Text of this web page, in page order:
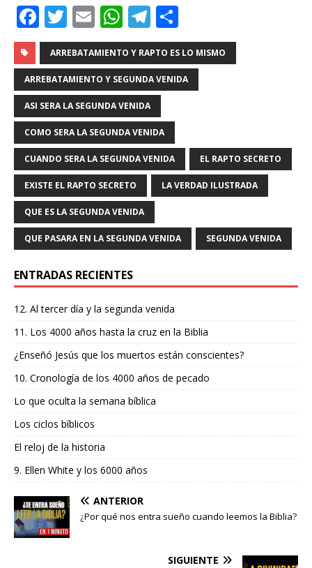
F
a
c
e
b
o
o
k
T
w
it
te
r
E
m
ai
l
W
h
at
s
A
p
p
T
el
e
g
ra
m
o
m
p
r
ARREBATAMIENTO Y RAPTO ES LO MISMO
ARREBATAMIENTO Y SEGUNDA VENIDA
ASI SERA LA SEGUNDA VENIDA
COMO SERA LA SEGUNDA VENIDA
CUANDO SERA LA SEGUNDA VENIDA EL RAPTO SECRETO
EXISTE EL RAPTO SECRETO LA VERDAD ILUSTRADA
QUE ES LA SEGUNDA VENIDA
QUE PASARA EN LA SEGUNDA VENIDA SEGUNDA VENIDA
ENTRADAS RECIENTES
12. Al tercer día y la segunda venida
11. Los 4000 años hasta la cruz en la Biblia
¿Enseñó Jesús que los muertos están conscientes?
10. Cronología de los 4000 años de pecado
Lo que oculta la semana bíblica
Los ciclos bíblicos
El reloj de la historia
9. Ellen White y los 6000 años
ANTERIOR
¿Por qué nos entra sueño cuando leemos la Biblia?
SIGUIENTE